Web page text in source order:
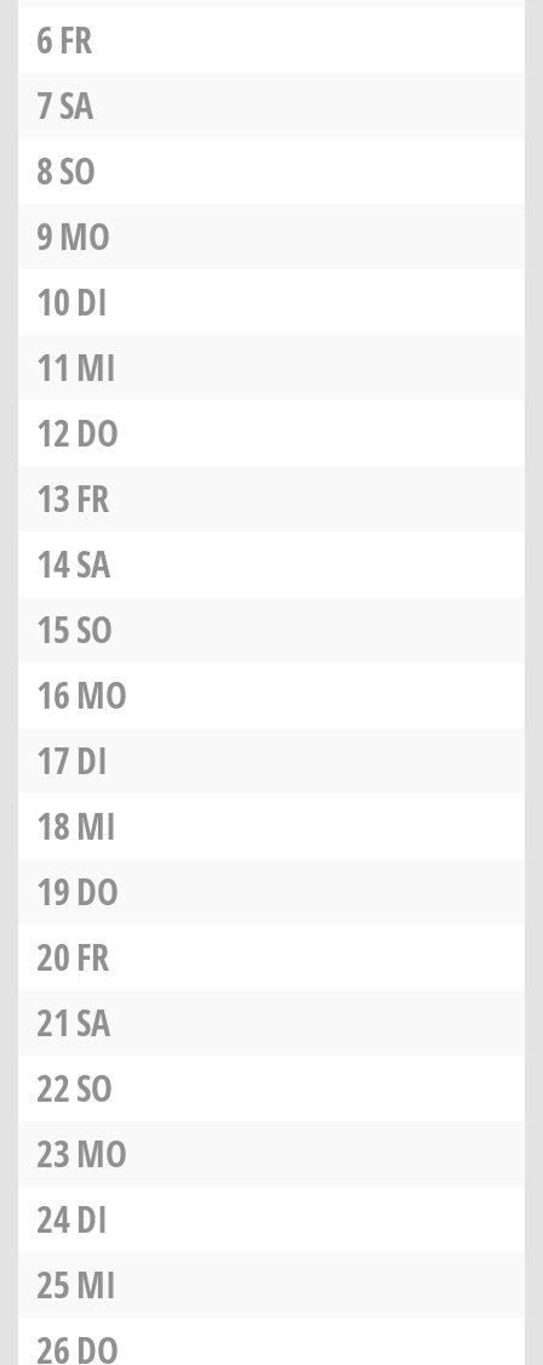
6FR
7SA
8SO
9MO
10DI
11 MI
12DO
13FR
14SA
15SO
16MO
17DI
18MI
19DO
20FR
21 SA
22SO
23MO
24DI
25MI
26DO